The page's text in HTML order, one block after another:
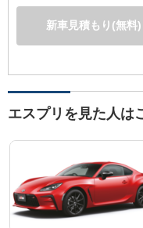
新車見積もり(無料)
エスプリを見た人は